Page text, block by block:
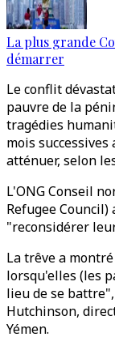
La plus grande
démarrer
Le conflit
pauvre de la
tragédies
mois
atténuer, selon
L'ONG Conseil
Refugee
"reconsidérer
La trêve a
lorsqu'elles (les
lieu de se
Hutchinson,
Yémen.